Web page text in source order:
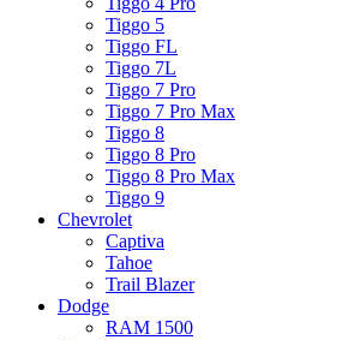
Tiggo 5
Tiggo FL
Tiggo 7L
Tiggo 7 Pro
Tiggo 7 Pro Max
Tiggo 8
Tiggo 8 Pro
Tiggo 8 Pro Max
Tiggo 9
Chevrolet
Captiva
Tahoe
Trail Blazer
Dodge
RAM 1500